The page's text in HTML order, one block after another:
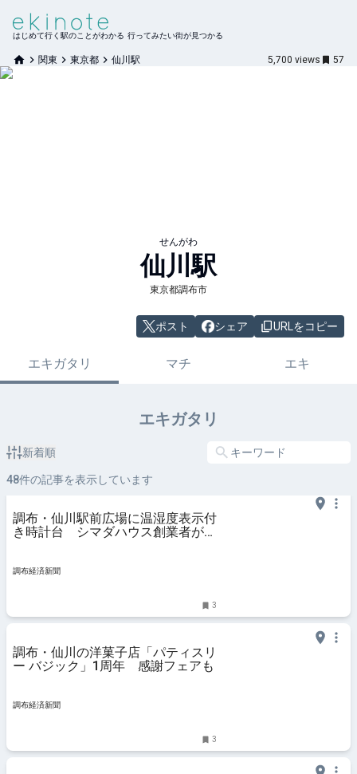
はじめて行く駅のことがわかる 行ってみたい街が見つかる
関東 東京都 仙川駅 5,700 views 57
せんがわ
仙川駅
東京都調布市
ポスト シェア URLをコピー
エキガタリ マチ エキ
エキガタリ
新着順
48件の記事を表示しています
調布・仙川駅前広場に温湿度表示付
き時計台 シマダハウス創業者が寄
調布経済新聞
3
調布・仙川の洋菓子店「パティスリ
ー バジック」1周年 感謝フェアも
調布経済新聞
3